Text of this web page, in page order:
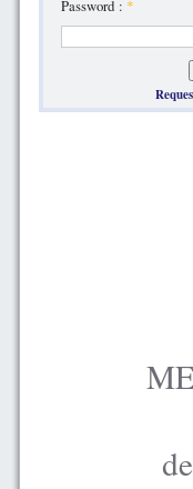
Password : *